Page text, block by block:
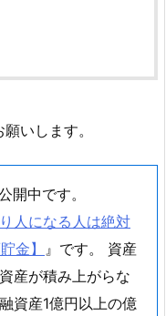
いします。
開中です。
人になる人は絶対
金】
』です。 資産
産が積み上がらな
資産1億円以上の億